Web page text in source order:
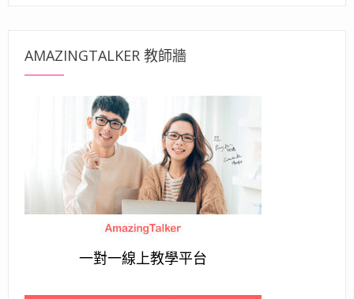
AMAZINGTALKER 教師牆
一對一線上教學平台